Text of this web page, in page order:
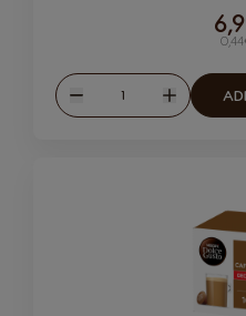
Reduzir
Quantidade
Aumentar